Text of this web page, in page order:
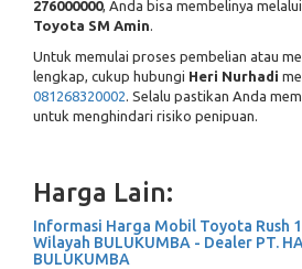
276000000, Anda bisa membelinya
Toyota SM Amin.
Untuk memulai proses pembelian atau
lengkap, cukup hubungi Heri Nurhadi
081268320002. Selalu pastikan Anda
untuk menghindari risiko penipuan.
Harga Lain:
Informasi Harga Mobil Toyota Rush
Wilayah BULUKUMBA - Dealer PT.
BULUKUMBA